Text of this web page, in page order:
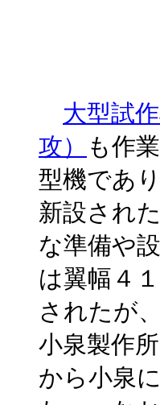
大型試
攻）
も作
型機であ
新設され
な準備や
は翼幅４
されたが
小泉製作
から小泉